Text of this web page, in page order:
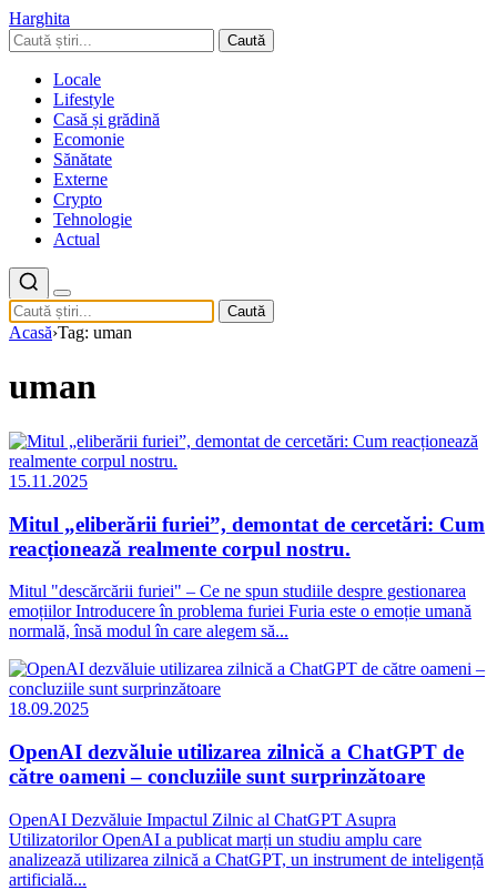
Harghita
Caută
Locale
Lifestyle
Casă și grădină
Ecomonie
Sănătate
Externe
Crypto
Tehnologie
Actual
Caută
Acasă›Tag: uman
uman
15.11.2025
Mitul „eliberării furiei”, demontat de cercetări: Cum
reacționează realmente corpul nostru.
Mitul "descărcării furiei" – Ce ne spun studiile despre gestionarea
emoțiilor Introducere în problema furiei Furia este o emoție umană
normală, însă modul în care alegem să...
18.09.2025
OpenAI dezvăluie utilizarea zilnică a ChatGPT de
către oameni – concluziile sunt surprinzătoare
OpenAI Dezvăluie Impactul Zilnic al ChatGPT Asupra
Utilizatorilor OpenAI a publicat marți un studiu amplu care
analizează utilizarea zilnică a ChatGPT, un instrument de inteligență
artificială...